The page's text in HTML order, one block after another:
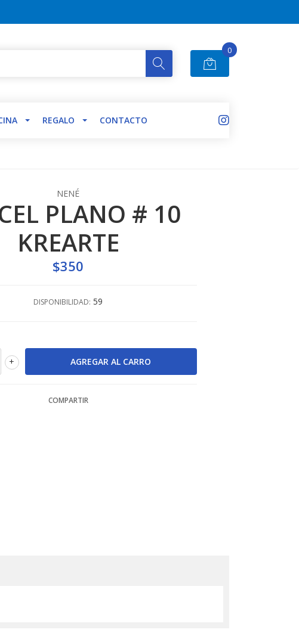
0
REGALO CONTACTO
NENÉ
PLANO # 10
KREARTE
$350
DISPONIBILIDAD: 59
+
COMPARTIR